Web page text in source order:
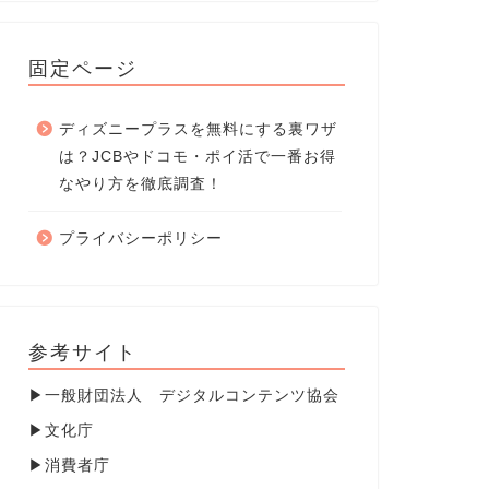
固定ページ
ディズニープラスを無料にする裏ワザ
は？JCBやドコモ・ポイ活で一番お得
なやり方を徹底調査！
プライバシーポリシー
参考サイト
▶ 一般財団法人 デジタルコンテンツ協会
▶ 文化庁
▶ 消費者庁